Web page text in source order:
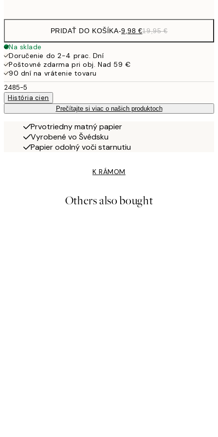
PRIDAŤ DO KOŠÍKA-9,98 €19,95 €
Na sklade
Doručenie do 2-4 prac. Dní
Poštovné zdarma pri obj. Nad 59 €
90 dní na vrátenie tovaru
2485-5
História cien
Prečítajte si viac o našich produktoch
Prvotriedny matný papier
Vyrobené vo Švédsku
Papier odolný voči starnutiu
K RÁMOM
Others also bought